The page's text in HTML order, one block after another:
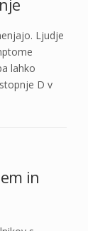
Ljudje
lahko
D v
in